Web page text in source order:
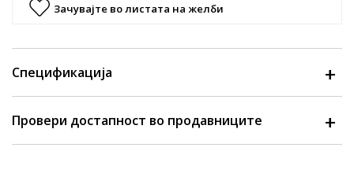
Зачувајте во листата на желби
Спецификација
Провери достапност во продавниците